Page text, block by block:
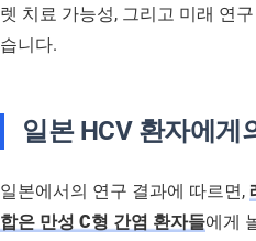
렛 치료 가능성, 그리고 미래 연
습니다.
일본 HCV 환자에게
일본에서의 연구 결과에 따르면,
합은 만성 C형 간염 환자들에게